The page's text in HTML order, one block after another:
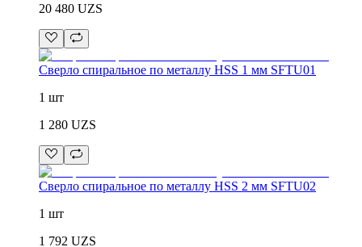
20 480 UZS
Сверло спиральное по металлу HSS 1 мм SFTU01
1 шт
1 280 UZS
Сверло спиральное по металлу HSS 2 мм SFTU02
1 шт
1 792 UZS